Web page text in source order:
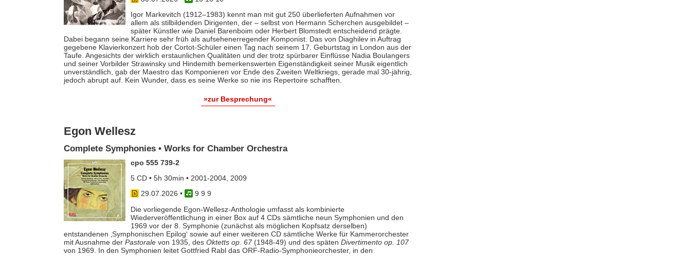
Igor Markevitch (1912–1983) kennt man mit gut 250 überlieferten Aufnahmen vor
allem als stilbildenden Dirigenten, der – selbst von Hermann Scherchen ausgebildet –
später Künstler wie Daniel Barenboim oder Herbert Blomstedt entscheidend prägte.
Dabei begann seine Karriere sehr früh als aufsehenerregender Komponist. Das von Diaghilev in Auftrag
gegebene Klavierkonzert hob der Cortot-Schüler einen Tag nach seinem 17. Geburtstag in London aus der
Taufe. Angesichts der wirklich erstaunlichen Qualitäten und der trotz spürbarer Einflüsse Nadia Boulangers
und seiner Vorbilder Strawinsky und Hindemith bemerkenswerten Eigenständigkeit seiner Musik eigentlich
unverständlich, gab der Maestro das Komponieren vor Ende des Zweiten Weltkriegs, gerade mal 30-jährig,
jedoch abrupt auf. Kein Wunder, dass es seine Werke so nie ins Repertoire schafften.
»zur Besprechung«
Egon Wellesz
Complete Symphonies • Works for Chamber Orchestra
cpo 555 739-2
5 CD • 5h 30min • 2001-2004, 2009
29.07.2026 •
9 9 9
Die vorliegende Egon-Wellesz-Anthologie umfasst als kombinierte
Wiederveröffentlichung in einer Box auf 4 CDs sämtliche neun Symphonien und den
1969 vor der 8. Symphonie (zunächst als möglichen Kopfsatz derselben)
entstandenen ‚Symphonischen Epilog‘ sowie auf einer weiteren CD sämtliche Werke für Kammerorchester
mit Ausnahme der Pastoralevon 1935, des Oktetts op. 67(1948-49) und des späten Divertimento op. 107
von 1969. In den Symphonien leitet Gottfried Rabl das ORF-Radio-Symphonieorchester, in den